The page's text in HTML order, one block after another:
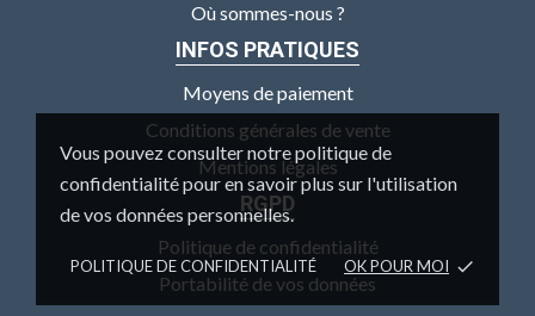
Vous pouvez consulter notre politique de
confidentialité pour en savoir plus sur l'utilisation
de vos données personnelles.
POLITIQUE DE CONFIDENTIALITÉ OK POUR MOI done
Où sommes-nous ?
INFOS PRATIQUES
Moyens de paiement
Conditions générales de vente
Mentions légales
RGPD
Politique de confidentialité
Portabilité de vos données